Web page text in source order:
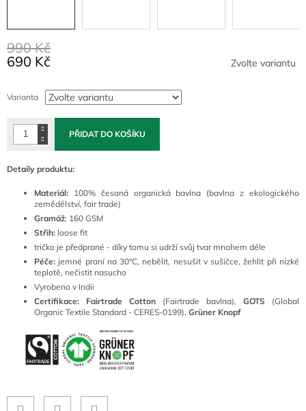
990 Kč
690 Kč
cena:
Zvolte variantu
Varianta
PŘIDAT DO KOŠÍKU
Detaily produktu:
Materiál: 100% česaná organická bavlna (bavlna z ekologického
zemědělství, fair trade)
Gramáž: 160 GSM
Střih: loose fit
tričko je předprané - díky tomu si udrží svůj tvar mnohem déle
Péče: jemné praní na 30°C, nebělit, nesušit v sušičce, žehlit při nízké
teplotě, nečistit nasucho
Vyrobeno v Indii
Certifikace: Fairtrade Cotton (Fairtrade bavlna), GOTS
(Global
Organic Textile Standard - CERES-0199), Grüner Knopf